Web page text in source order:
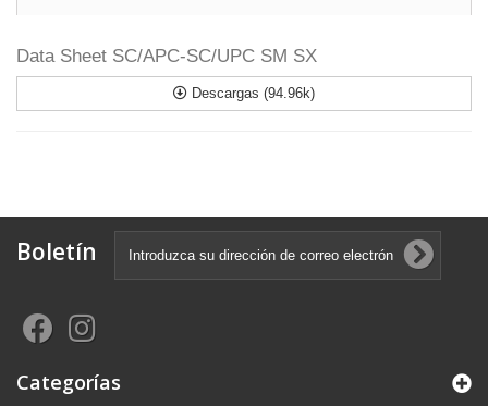
Data Sheet SC/APC-SC/UPC SM SX
Descargas (94.96k)
Boletín
Categorías